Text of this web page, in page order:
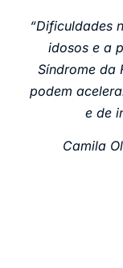
“Dificuldades
idosos e a
Síndrome da
podem
e de
Camila